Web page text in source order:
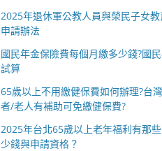
2025年退休軍公教人員與榮民子女
申請辦法
國民年金保險費每個月繳多少錢?國
試算
65歲以上不用繳健保費如何辦理?台
者/老人有補助可免繳健保費?
2025年台北65歲以上老年福利有那
少錢與申請資格？